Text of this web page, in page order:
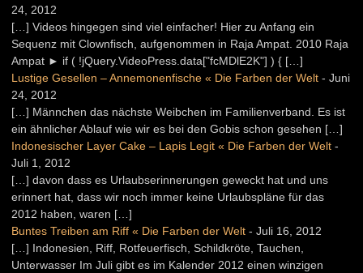
24, 2012
[…] Videos hingegen sind viel einfacher! Hier zu Anfang ein
Sequenz mit Clownfisch, aufgenommen in Raja Ampat. 2010 Raja
Ampat ► if ( !jQuery.VideoPress.data["fcMDlE2K"] ) { […]
Lustige Gesellen – Annemonenfische « Die Farben der Welt - Juni
24, 2012
[…] Männchen das nächste Weibchen im Familienverband. Es ist
ein ähnlicher Ablauf wie wir es bei den Gobis schon gesehen […]
Indonesischer Layer Cake – Lapis Legit « Die Farben der Welt -
Juli 1, 2012
[…] davon dass es Urlaubserinnerungen geweckt hat und uns
erinnert hat, dass wir noch immer keine Urlaubspläne für das
2012 haben, waren […]
Buntes Treiben am Riff « Die Farben der Welt - Juli 16, 2012
[…] Indonesien, Riff, Rotfeuerfisch, Schildkröte, Tauchen,
Unterwasser Im Juli gibt es im Kalender 2012 einen winzigen